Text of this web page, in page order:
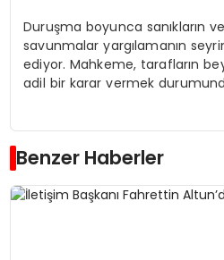
Duruşma boyunca sanıkların
savunmalar yargılamanın
ediyor. Mahkeme, tarafların
adil bir karar vermek
Benzer Haberler